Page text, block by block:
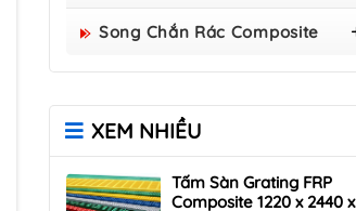
Nắp Hố Ga Composite
800x800
Nắp Hố Ga Composite
Nắp Hố Ga Composite
900×900
1000x1000
Song Chắn Rác Composite
Song Chắn Rác Composite
Song Chắn Rác Composite
1000x300
1000×400
XEM NHIỀU
Tấm Sàn Grating FRP
Composite 1220 x 2440 x